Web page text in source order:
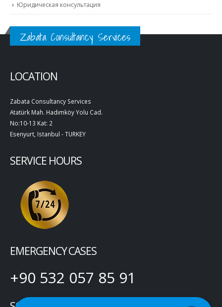
Юридическая консультация
Zabata Consultancy Services
LOCATION
Zabata Consultancy Services
Atatürk Mah. Hadımköy Yolu Cad.
No:10-13 Kat: 2
Esenyurt, Istanbul - TURKEY
SERVICE HOURS
EMERGENCY CASES
+90 532 057 85 91